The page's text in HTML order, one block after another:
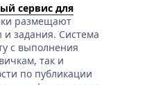
сервис для
размещают
задания. Система
с выполнения
так и
по публикации